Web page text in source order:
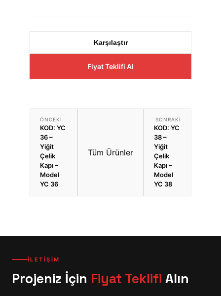
Karşılaştır
Fiyat Teklifi Al
ÖNCEKI
KOD: YC
36 –
Yiğit
Çelik
Kapı –
Model
YC 36
Tüm Ürünler
SONRAKI
KOD: YC
38 –
Yiğit
Çelik
Kapı –
Model
YC 38
İLETİŞİM
Projeniz İçin Fiyat Teklifi Alın